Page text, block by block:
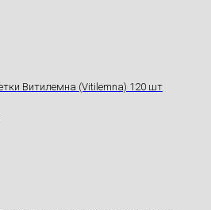
Витилемна (Vitilemna) 120 шт